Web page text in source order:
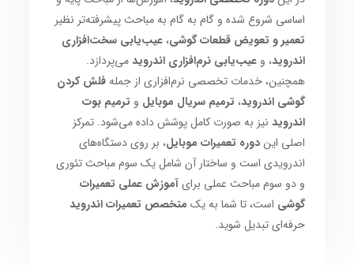
اساسی شروع شده و گام به گام به مباحث پیشرفته‌تر نظیر
تعمیر و تعویض قطعات گوشی،عیب‌یابی سخت‌افزاری
اندروید، وعیب‌یابی نرم‌افزاری اندرویدمی‌پردازد.
همچنین، خدمات تخصصی نرم‌افزاری از جملهفلش کردن
گوشی اندروید، ترمیم سریال موبایل و ترمیم بوت
اندروید نیز به صورت کامل پوشش داده می‌شود. تمرکز
اصلی ایندوره تعمیرات موبایل، بر روی دستگاه‌های
اندرویدی است و ساختار آن شامل یک سوم مباحث تئوری
و دو سوم مباحث عملی برایآموزش عملی تعمیرات
گوشی است، تا شما به یک متخصص تعمیرات اندروید
حرفه‌ای تبدیل شوید.